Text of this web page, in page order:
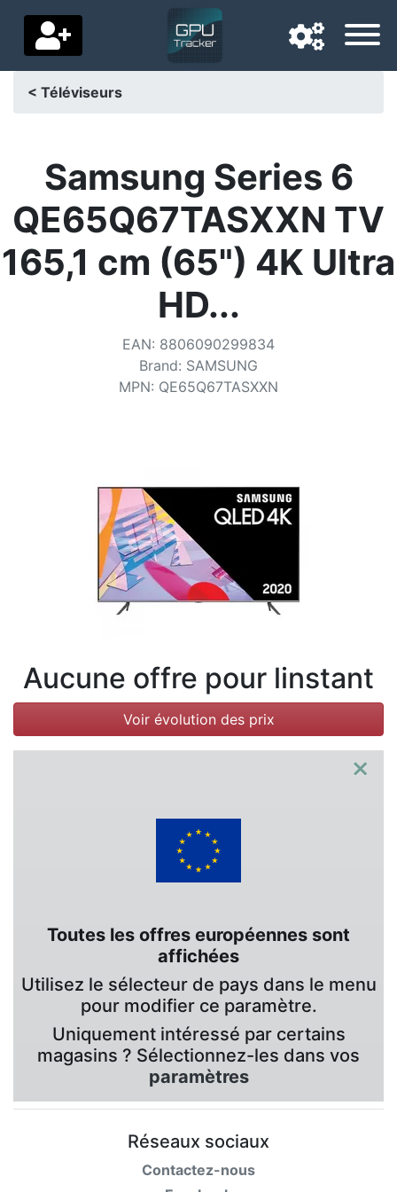
Pays de livraison
Accueil
Baisses de prix
Paramètres
Contactez-nous
< Téléviseurs
Samsung Series 6
QE65Q67TASXXN TV
165,1 cm (65") 4K Ultra
HD...
EAN: 8806090299834
Brand: SAMSUNG
MPN: QE65Q67TASXXN
Aucune offre pour linstant
Voir évolution des prix
×
Toutes les offres européennes sont
affichées
Utilisez le sélecteur de pays dans le menu
pour modifier ce paramètre.
Uniquement intéressé par certains
magasins ? Sélectionnez-les dans vos
paramètres
Réseaux sociaux
Contactez-nous